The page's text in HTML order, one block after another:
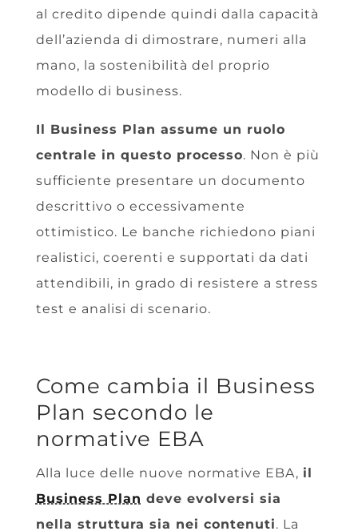
al credito dipende quindi dalla capacità
dell’azienda di dimostrare, numeri alla
mano, la sostenibilità del proprio
modello di business.
Il Business Plan assume un ruolo
centrale in questo processo. Non è più
sufficiente presentare un documento
descrittivo o eccessivamente
ottimistico. Le banche richiedono piani
realistici, coerenti e supportati da dati
attendibili, in grado di resistere a stress
test e analisi di scenario.
Come cambia il Business
Plan secondo le
normative EBA
Alla luce delle nuove normative EBA, il
Business Plan deve evolversi sia
nella struttura sia nei contenuti. La